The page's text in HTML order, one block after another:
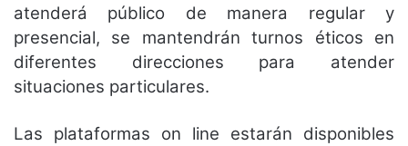
atenderá público de manera regular y
presencial, se mantendrán turnos éticos en
diferentes direcciones para atender
situaciones particulares.
Las plataformas on line estarán disponibles